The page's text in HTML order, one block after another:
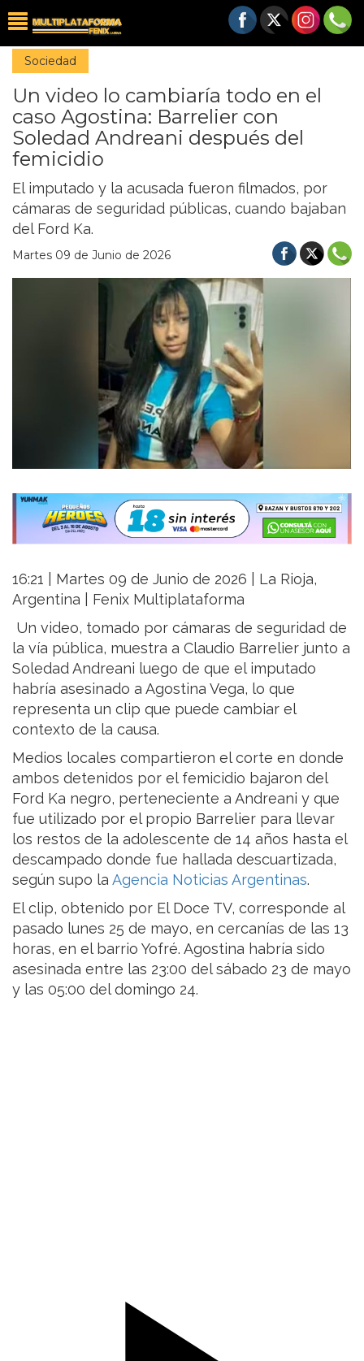
Sociedad
Un video lo cambiaría todo en el
caso Agostina: Barrelier con
Soledad Andreani después del
femicidio
El imputado y la acusada fueron filmados, por
cámaras de seguridad públicas, cuando bajaban
del Ford Ka.
Martes 09 de Junio de 2026
16:21 | Martes 09 de Junio de 2026 | La Rioja,
Argentina | Fenix Multiplataforma
Un video, tomado por cámaras de seguridad de
la vía pública, muestra a Claudio Barrelier junto a
Soledad Andreani luego de que el imputado
habría asesinado a Agostina Vega, lo que
representa un clip que puede cambiar el
contexto de la causa.
Medios locales compartieron el corte en donde
ambos detenidos por el femicidio bajaron del
Ford Ka negro, perteneciente a Andreani y que
fue utilizado por el propio Barrelier para llevar
los restos de la adolescente de 14 años hasta el
descampado donde fue hallada descuartizada,
según supo la Agencia Noticias Argentinas.
El clip, obtenido por El Doce TV, corresponde al
pasado lunes 25 de mayo, en cercanías de las 13
horas, en el barrio Yofré. Agostina habría sido
asesinada entre las 23:00 del sábado 23 de mayo
y las 05:00 del domingo 24.